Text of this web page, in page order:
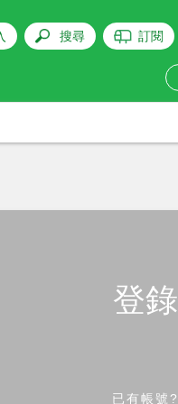
搜尋 訂閱
登錄
已有帳號?